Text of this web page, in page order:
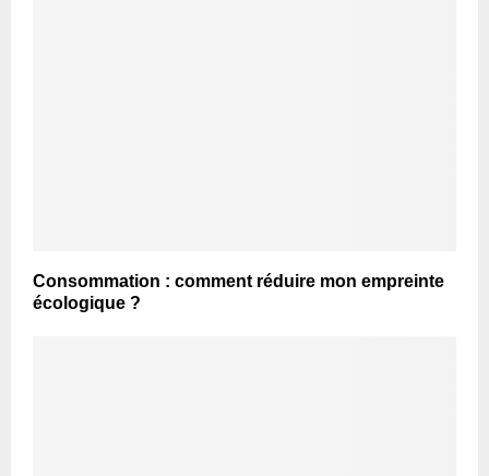
Consommation : comment réduire mon empreinte
écologique ?